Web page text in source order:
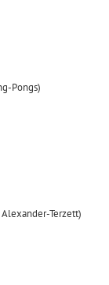
Pongs)
Terzett)